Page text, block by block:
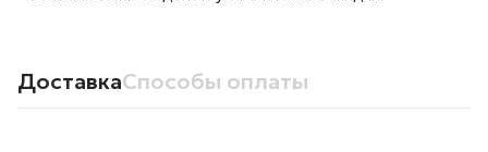
ДоставкаСпособы оплаты